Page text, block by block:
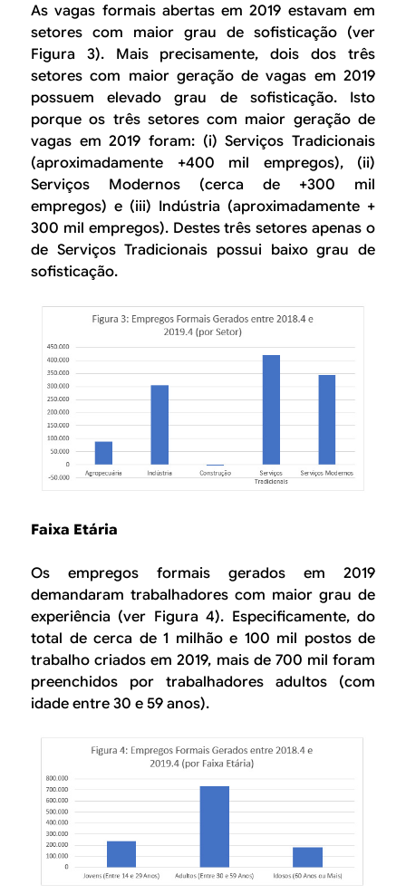
As vagas formais abertas em 2019 estavam em
setores com maior grau de sofisticação (ver
Figura 3). Mais precisamente, dois dos três
setores com maior geração de vagas em 2019
possuem elevado grau de sofisticação. Isto
porque os três setores com maior geração de
vagas em 2019 foram: (i) Serviços Tradicionais
(aproximadamente +400 mil empregos), (ii)
Serviços Modernos (cerca de +300 mil
empregos) e (iii) Indústria (aproximadamente +
300 mil empregos). Destes três setores apenas o
de Serviços Tradicionais possui baixo grau de
sofisticação.
Faixa Etária
Os empregos formais gerados em 2019
demandaram trabalhadores com maior grau de
experiência (ver Figura 4). Especificamente, do
total de cerca de 1 milhão e 100 mil postos de
trabalho criados em 2019, mais de 700 mil foram
preenchidos por trabalhadores adultos (com
idade entre 30 e 59 anos).